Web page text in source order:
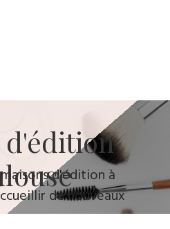
d'édition à
de nouveaux